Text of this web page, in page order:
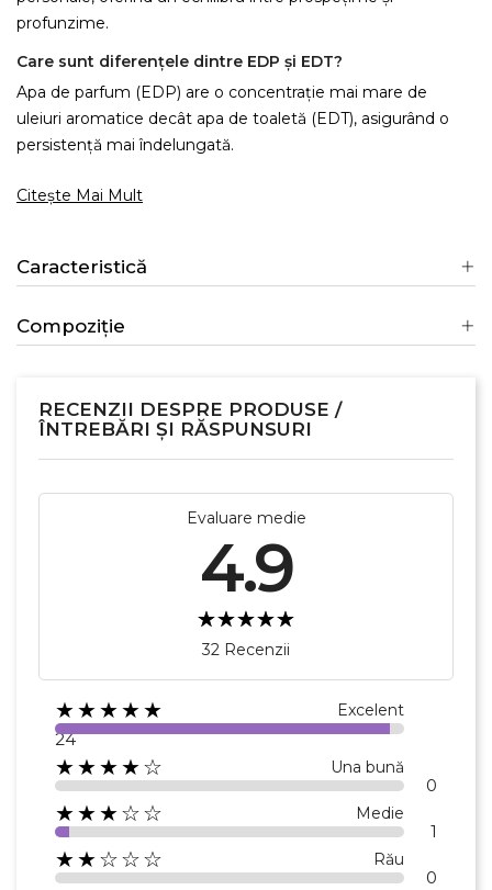
profunzime.
Care sunt diferențele dintre EDP și EDT?
Apa de parfum (EDP) are o concentrație mai mare de
uleiuri aromatice decât apa de toaletă (EDT), asigurând o
persistență mai îndelungată.
Citește Mai Mult
Caracteristică
Compoziție
RECENZII DESPRE PRODUSE /
ÎNTREBĂRI ȘI RĂSPUNSURI
Evaluare medie
4.9
32 Recenzii
★★★★★ Excelent
24
★★★★☆ Una bună
0
★★★☆☆ Medie
1
★★☆☆☆ Rău
0